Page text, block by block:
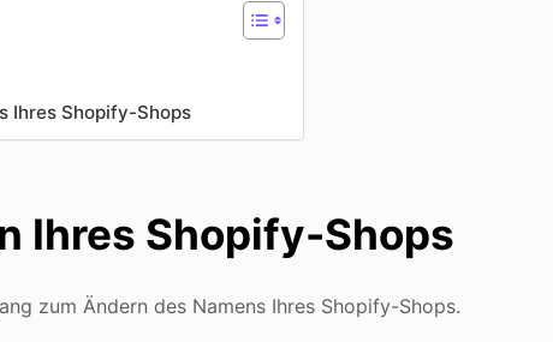
Ihres Shopify-Shops
Ihres Shopify-Shops
zum Ändern des Namens Ihres Shopify-Shops.